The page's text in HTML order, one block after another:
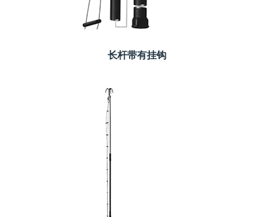
长杆带有挂钩